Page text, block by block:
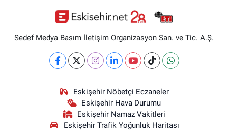
Sedef Medya Basım İletişim Organizasyon San. ve Tic. A.Ş.
Eskişehir Nöbetçi Eczaneler
Eskişehir Hava Durumu
Eskişehir Namaz Vakitleri
Eskişehir Trafik Yoğunluk Haritası